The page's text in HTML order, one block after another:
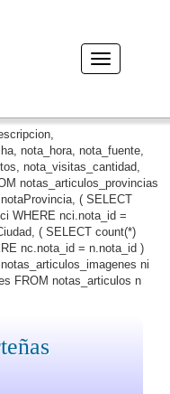
nota_hora, nota_fuente,
nota_visitas_cantidad,
notas_articulos_provincias
( SELECT
WHERE nci.nota_id =
( SELECT count(*)
nc.nota_id = n.nota_id )
ni
FROM notas_articulos n
Desplegar
navegación